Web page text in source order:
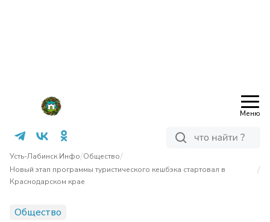
Меню
Усть-Лабинск Инфо/Общество/
Новый этап программы туристического кешбэка стартовал в
Краснодарском крае
/
Общество